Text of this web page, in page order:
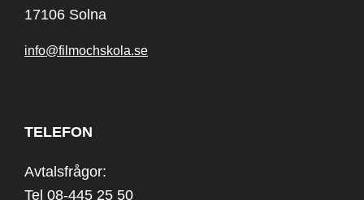
17106 Solna
info@filmochskola.se
TELEFON
Avtalsfrågor:
Tel 08-445 25 50